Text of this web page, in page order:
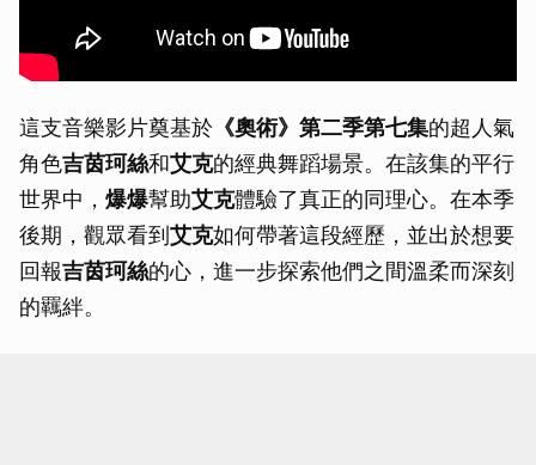
這支音樂影片奠基於 《奧術》第二季第七集的超人氣
角色吉茵珂絲和艾克的經典舞蹈場景。在該集的平行
世界中， 爆爆幫助艾克體驗了真正的同理心。在本季
後期，觀眾看到 艾克如何帶著這段經歷，並出於想要
回報吉茵珂絲的心，進一步探索他們之間溫柔而深刻
的羈絆。